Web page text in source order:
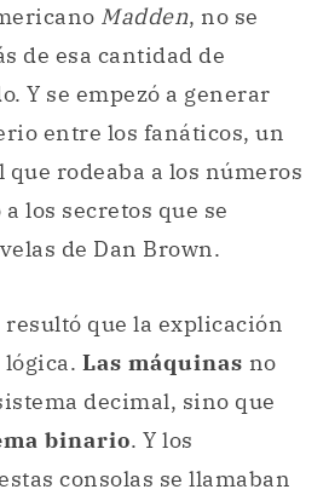
Madden, no se
de esa cantidad de
Y se empezó a generar
entre los fanáticos, un
rodeaba a los números
a los secretos que se
de Dan Brown.
que la explicación
Las máquinas no
decimal, sino que
binario. Y los
consolas se llamaban